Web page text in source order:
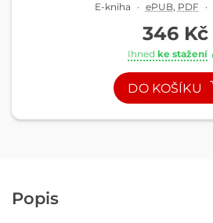
E-kniha · ePUB, PDF ·
346 Kč
Ihned ke stažení
DO KOŠÍKU
Popis